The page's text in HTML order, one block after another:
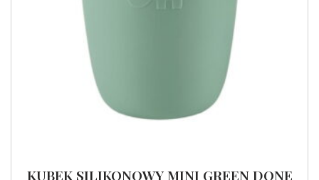
KUBEK SILIKONOWY MINI GREEN DONE